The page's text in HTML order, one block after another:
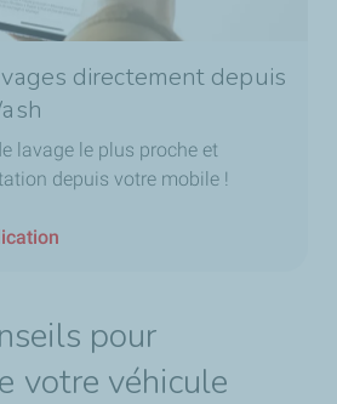
directement depuis
lavage le plus proche et
depuis votre mobile !
pour
votre véhicule